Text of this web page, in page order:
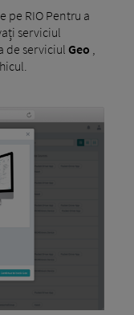
pe RIO Pentru a
serviciul
de serviciul Geo ,